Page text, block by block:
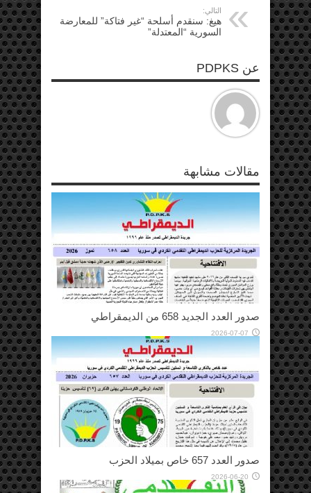
التالي:
هيغ: سنقدم أسلحة “غير فتاكة” للمعارضة
السورية “المعتدلة”
عن PDPKS
مقالات مشابهة
صدور العدد الجديد 658 من الديمقراطي
2026-07-07
صدور العدد 657 خاص بميلاد الحزب
2026-06-20